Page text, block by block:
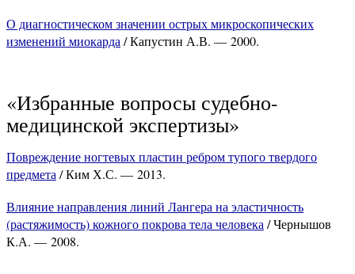
О диагностическом значении острых микроскопических
изменений миокарда / Капустин А.В. — 2000.
«Избранные вопросы судебно-
медицинской экспертизы»
Повреждение ногтевых пластин ребром тупого твердого
предмета / Ким Х.С. — 2013.
Влияние направления линий Лангера на эластичность
(растяжимость) кожного покрова тела человека / Чернышов
К.А. — 2008.